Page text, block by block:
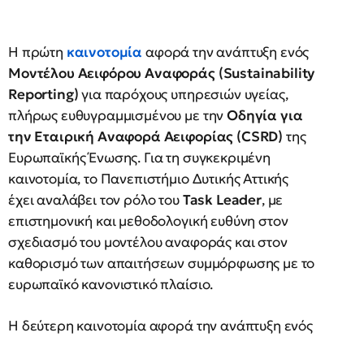
Η πρώτη καινοτομία αφορά την ανάπτυξη ενός
Μοντέλου Αειφόρου Αναφοράς (Sustainability
Reporting)για παρόχους υπηρεσιών υγείας,
πλήρως ευθυγραμμισμένου με τηνΟδηγία για
την Εταιρική Αναφορά Αειφορίας (CSRD) της
Ευρωπαϊκής Ένωσης. Για τη συγκεκριμένη
καινοτομία, το Πανεπιστήμιο Δυτικής Αττικής
έχει αναλάβει τον ρόλο τουTask Leader, με
επιστημονική και μεθοδολογική ευθύνη στον
σχεδιασμό του μοντέλου αναφοράς και στον
καθορισμό των απαιτήσεων συμμόρφωσης με το
ευρωπαϊκό κανονιστικό πλαίσιο.
Η δεύτερη καινοτομία αφορά την ανάπτυξη ενός